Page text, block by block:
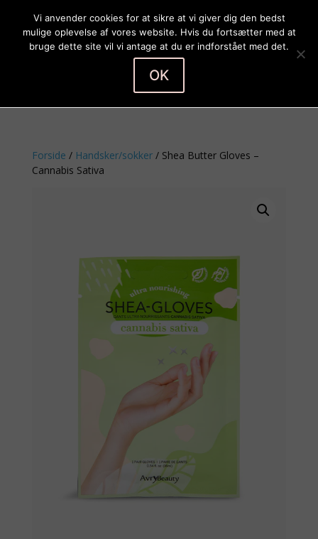
Forside / Handsker/sokker/ Shea Butter Gloves –
Cannabis Sativa
Vi anvender cookies for at sikre at vi giver dig den bedst
mulige oplevelse af vores website. Hvis du fortsætter med at
bruge dette site vil vi antage at du er indforstået med det.
OK